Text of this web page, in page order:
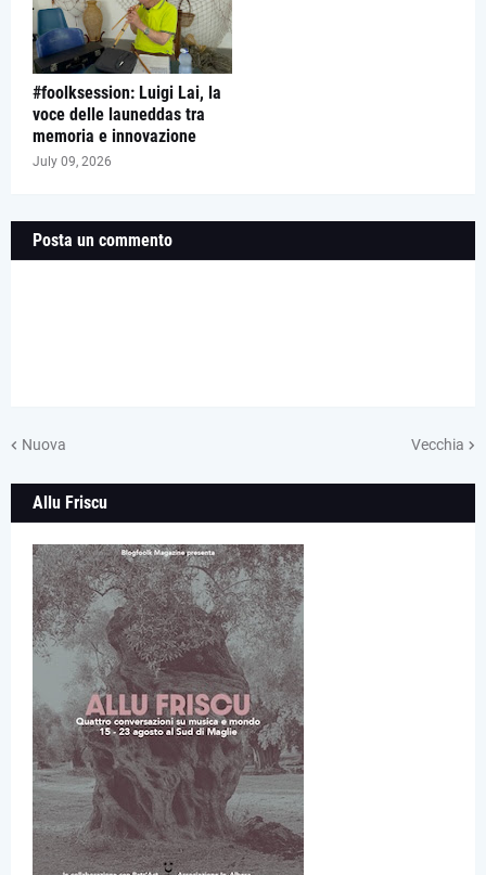
#foolksession: Luigi Lai, la
voce delle launeddas tra
memoria e innovazione
July 09, 2026
Posta un commento
Nuova Vecchia
Allu Friscu